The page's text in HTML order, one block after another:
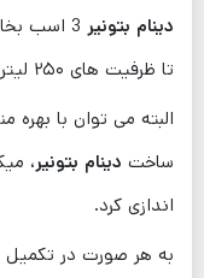
دینام بتونیر
3 اسب
تا ظرفیت‌ های ۲۵۰ لیتری را دارد.
البته می ‌توان با
ساخت دینام بتونیر
اندازی کرد.
به هر صورت در